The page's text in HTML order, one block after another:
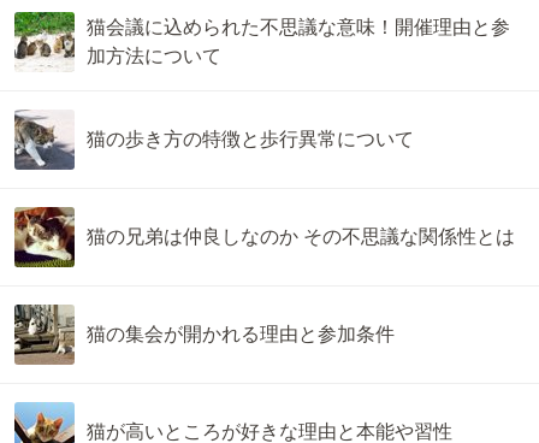
猫会議に込められた不思議な意味！開催理由と参
加方法について
猫の歩き方の特徴と歩行異常について
猫の兄弟は仲良しなのか その不思議な関係性とは
猫の集会が開かれる理由と参加条件
猫が高いところが好きな理由と本能や習性